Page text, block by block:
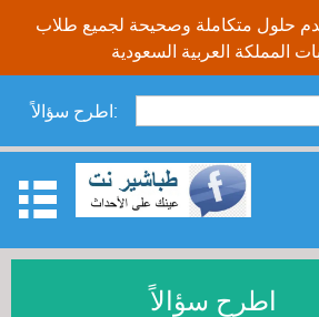
حلول متكاملة وصحيحة لجميع طلاب
اطرح سؤالاً:
اطرح سؤالاً